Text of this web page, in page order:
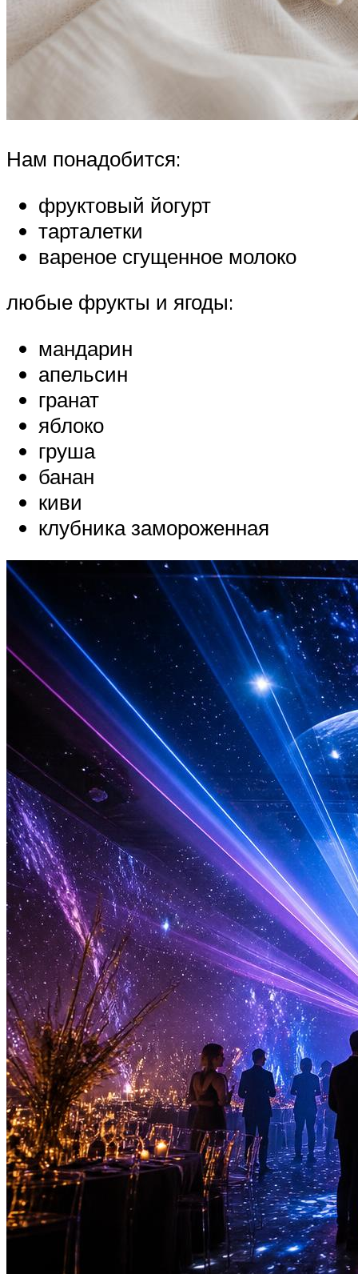
Нам понадобится:
фруктовый йогурт
тарталетки
вареное сгущенное молоко
любые фрукты и ягоды:
мандарин
апельсин
гранат
яблоко
груша
банан
киви
клубника замороженная